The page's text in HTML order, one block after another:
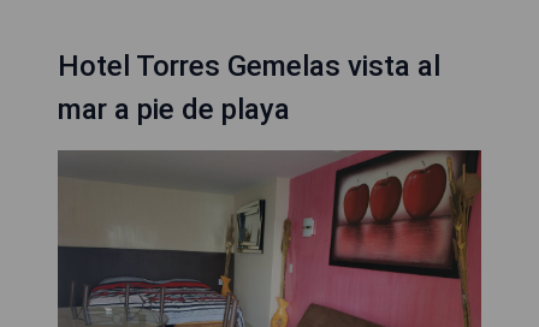
Hotel Torres Gemelas vista al
mar a pie de playa